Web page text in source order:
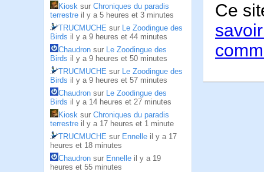
Kiosk sur Chroniques du paradis
terrestre il y a 5 heures et 3 minutes
TRUCMUCHE sur Le Zoodingue des
Birds il y a 9 heures et 44 minutes
Chaudron sur Le Zoodingue des
Birds il y a 9 heures et 50 minutes
TRUCMUCHE sur Le Zoodingue des
Birds il y a 9 heures et 57 minutes
Chaudron sur Le Zoodingue des
Birds il y a 14 heures et 27 minutes
Kiosk sur Chroniques du paradis
terrestre il y a 17 heures et 1 minute
TRUCMUCHE sur Ennelle il y a 17
heures et 18 minutes
Chaudron sur Ennelle il y a 19
heures et 55 minutes
Ce